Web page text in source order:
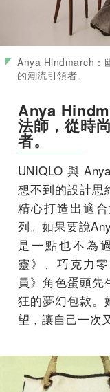
Anya Hindmarch：
的潮流引領者。
Anya
法師，從時
者。
UNIQLO 與
想不到的設計思
精心打造出適
列。如果要說
是一點也不為
靈》、巧克力
員》角色蛋頭
狂的夢幻包款。
望，讓自己一次